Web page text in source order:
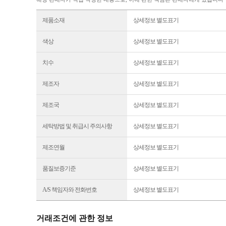
제품소재 상세정보 별도표기
색상 상세정보 별도표기
치수 상세정보 별도표기
제조자 상세정보 별도표기
제조국 상세정보 별도표기
세탁방법 및 취급시 주의사항 상세정보 별도표기
제조연월 상세정보 별도표기
품질보증기준 상세정보 별도표기
A/S 책임자와 전화번호 상세정보 별도표기
거래조건에 관한 정보